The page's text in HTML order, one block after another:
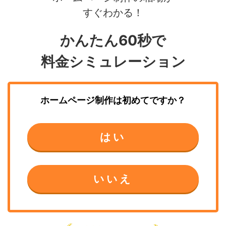
すぐわかる！
かんたん60秒で
料金シミュレーション
ホームページ制作は初めてですか？
はい
いいえ